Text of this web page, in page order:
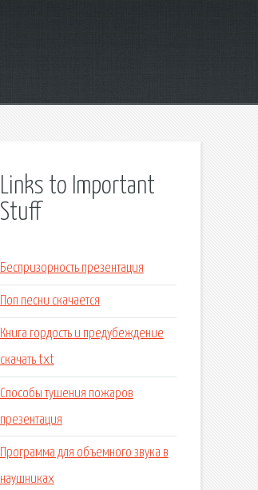
Links to Important
Stuff
Беспризорность презентация
Поп песни скачается
Книга гордость и предубеждение
скачать txt
Способы тушения пожаров
презентация
Программа для объемного звука в
наушниках